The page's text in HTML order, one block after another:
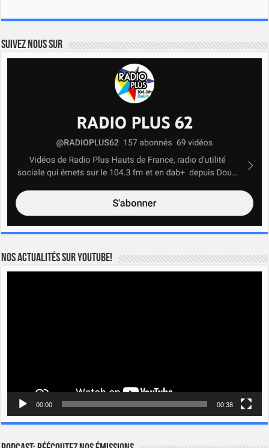
Suivez nous sur
Nos actualités sur YOUTUBE!
00:00 00:38